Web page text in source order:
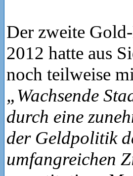
Der zweite
2012 hatte aus
noch teilweise
„Wachsende
durch eine
der Geldpolitik
umfangreichen